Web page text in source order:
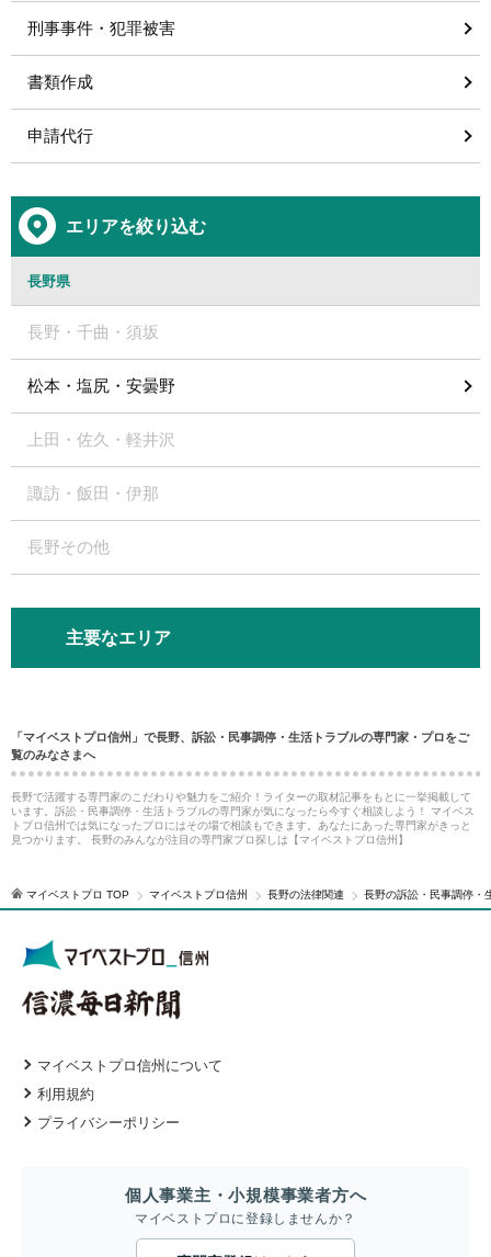
刑事事件・犯罪被害
書類作成
申請代行
エリアを絞り込む
長野県
長野・千曲・須坂
松本・塩尻・安曇野
上田・佐久・軽井沢
諏訪・飯田・伊那
長野その他
主要なエリア
「マイベストプロ信州」で長野、訴訟・民事調停・生活トラブルの専門家・プロをご
覧のみなさまへ
長野で活躍する専門家のこだわりや魅力をご紹介！ライターの取材記事をもとに一挙掲載して
います。訴訟・民事調停・生活トラブルの専門家が気になったら今すぐ相談しよう！ マイベス
トプロ信州では気になったプロにはその場で相談もできます。あなたにあった専門家がきっと
見つかります。 長野のみんなが注目の専門家プロ探しは【マイベストプロ信州】
マイベストプロ TOP マイベストプロ信州 長野の法律関連 長野の訴訟・民事調停・
マイベストプロ信州について
利用規約
プライバシーポリシー
個人事業主・小規模事業者方へ
マイベストプロに登録しませんか？